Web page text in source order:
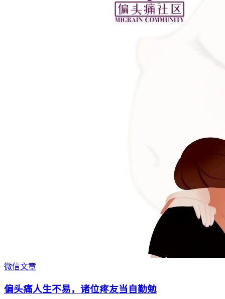
微信文章
偏头痛人生不易，诸位疼友当自勤勉